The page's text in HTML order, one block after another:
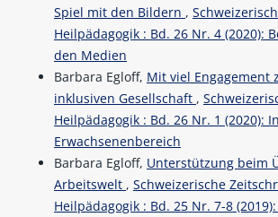
Spiel mit den Bildern ,
Heilpädagogik : Bd. 26 Nr. 4 (2020):
den Medien
Barbara Egloff, Mit viel Engagement
inklusiven Gesellschaft ,
Heilpädagogik : Bd. 26 Nr. 1 (2020):
Erwachsenenbereich
Barbara Egloff, Unterstützung beim
Arbeitswelt , Schweizerische
Heilpädagogik : Bd. 25 Nr. 7-8